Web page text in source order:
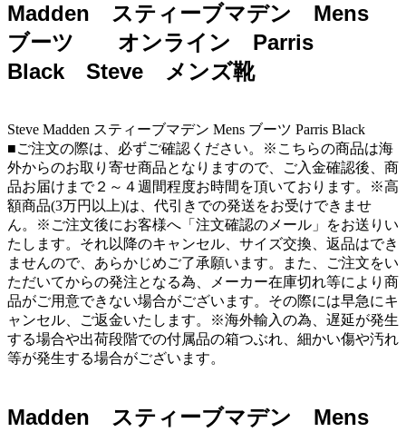
Madden スティーブマデン Mens
ブーツ オンライン Parris
Black Steve メンズ靴
Steve Madden スティーブマデン Mens ブーツ Parris Black
■ご注文の際は、必ずご確認ください。※こちらの商品は海
外からのお取り寄せ商品となりますので、ご入金確認後、商
品お届けまで２～４週間程度お時間を頂いております。※高
額商品(3万円以上)は、代引きでの発送をお受けできませ
ん。※ご注文後にお客様へ「注文確認のメール」をお送りい
たします。それ以降のキャンセル、サイズ交換、返品はでき
ませんので、あらかじめご了承願います。また、ご注文をい
ただいてからの発注となる為、メーカー在庫切れ等により商
品がご用意できない場合がございます。その際には早急にキ
ャンセル、ご返金いたします。※海外輸入の為、遅延が発生
する場合や出荷段階での付属品の箱つぶれ、細かい傷や汚れ
等が発生する場合がございます。
Madden スティーブマデン Mens